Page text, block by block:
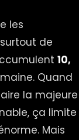
les
de
10,
Quand
la majeure
ça limite
Mais